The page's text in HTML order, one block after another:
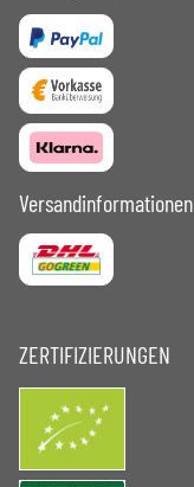
Versandinformationen
ZERTIFIZIERUNGEN